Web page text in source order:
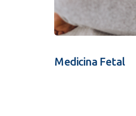
Medicina Fetal